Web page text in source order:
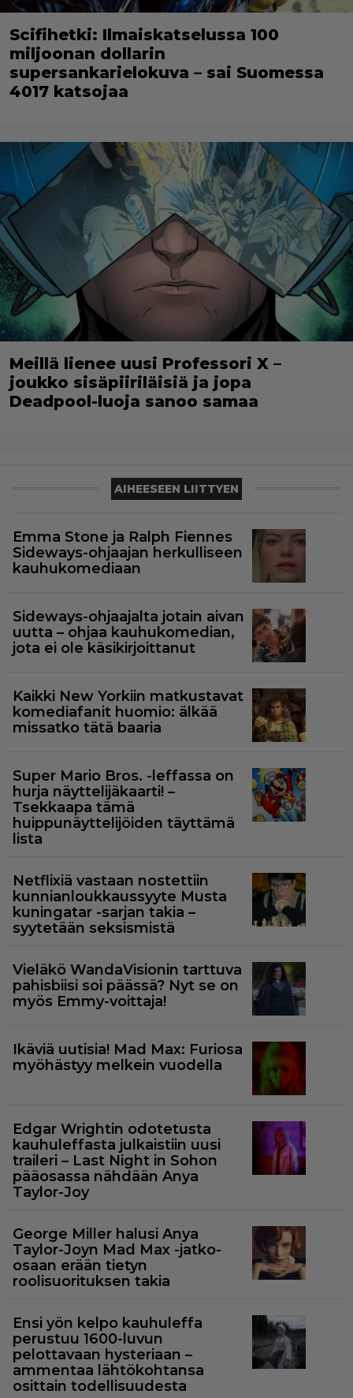
Scifihetki: Ilmaiskatselussa 100
miljoonan dollarin
supersankarielokuva – sai Suomessa
4017 katsojaa
Meillä lienee uusi Professori X –
joukko sisäpiiriläisiä ja jopa
Deadpool-luoja sanoo samaa
AIHEESEEN LIITTYEN
Emma Stone ja Ralph Fiennes
Sideways-ohjaajan herkulliseen
kauhukomediaan
Sideways-ohjaajalta jotain aivan
uutta – ohjaa kauhukomedian,
jota ei ole käsikirjoittanut
Kaikki New Yorkiin matkustavat
komediafanit huomio: älkää
missatko tätä baaria
Super Mario Bros. -leffassa on
hurja näyttelijäkaarti! –
Tsekkaapa tämä
huippunäyttelijöiden täyttämä
lista
Netflixiä vastaan nostettiin
kunnianloukkaussyyte Musta
kuningatar -sarjan takia –
syytetään seksismistä
Vieläkö WandaVisionin tarttuva
pahisbiisi soi päässä? Nyt se on
myös Emmy-voittaja!
Ikäviä uutisia! Mad Max: Furiosa
myöhästyy melkein vuodella
Edgar Wrightin odotetusta
kauhuleffasta julkaistiin uusi
traileri – Last Night in Sohon
pääosassa nähdään Anya
Taylor-Joy
George Miller halusi Anya
Taylor-Joyn Mad Max -jatko-
osaan erään tietyn
roolisuorituksen takia
Ensi yön kelpo kauhuleffa
perustuu 1600-luvun
pelottavaan hysteriaan –
ammentaa lähtökohtansa
osittain todellisuudesta